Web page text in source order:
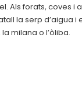
Als forats, coves
la serp d’aigua
milana o l’òliba.